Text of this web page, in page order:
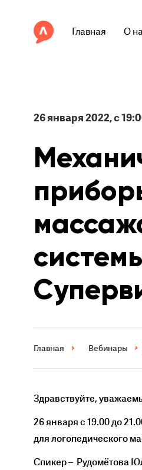
Главная О
26 января 2022, с
Главная Вебинары
Здравствуйте,
26 января с 19.00 до
для логопедического
Спикер – Рудомётова